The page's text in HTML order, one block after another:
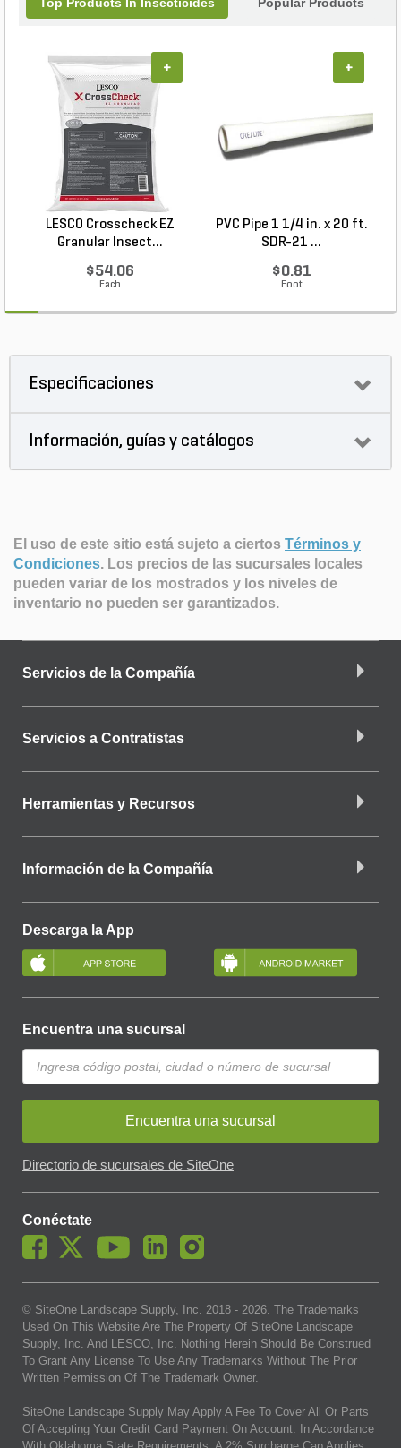
LESCO Crosscheck EZ
Granular Insect...
$54.06
Each
+
PVC Pipe 1 1/4 in. x 20 ft.
SDR-21 ...
$0.81
Foot
+
Especificaciones
Información, guías y catálogos
El uso de este sitio está sujeto a ciertos Términos y
Condiciones. Los precios de las sucursales locales
pueden variar de los mostrados y los niveles de
inventario no pueden ser garantizados.
Servicios de la Compañía
Servicios a Contratistas
Herramientas y Recursos
Información de la Compañía
Descarga la App
Encuentra una sucursal
Encuentra una sucursal
Directorio de sucursales de SiteOne
Conéctate
© SiteOne Landscape Supply, Inc. 2018 - 2026. The Trademarks
Used On This Website Are The Property Of SiteOne Landscape
Supply, Inc. And LESCO, Inc. Nothing Herein Should Be Construed
To Grant Any License To Use Any Trademarks Without The Prior
Written Permission Of The Trademark Owner.
SiteOne Landscape Supply May Apply A Fee To Cover All Or Parts
Of Accepting Your Credit Card Payment On Account. In Accordance